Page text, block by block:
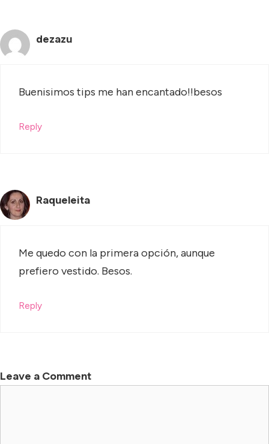
dezazu
Buenisimos tips me han encantado!!besos
Reply
Raqueleita
Me quedo con la primera opción, aunque
prefiero vestido. Besos.
Reply
Leave a Comment